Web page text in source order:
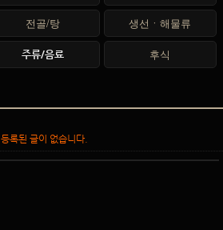
전골/탕 생선ㆍ해물류
주류/음료 후식
등록된 글이 없습니다.